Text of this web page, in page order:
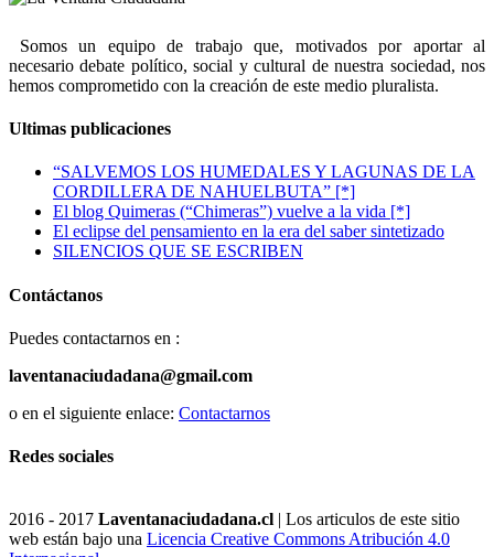
Somos un equipo de trabajo que, motivados por aportar al
necesario debate político, social y cultural de nuestra sociedad, nos
hemos comprometido con la creación de este medio pluralista.
Ultimas publicaciones
“SALVEMOS LOS HUMEDALES Y LAGUNAS DE LA
CORDILLERA DE NAHUELBUTA” [*]
El blog Quimeras (“Chimeras”) vuelve a la vida [*]
El eclipse del pensamiento en la era del saber sintetizado
SILENCIOS QUE SE ESCRIBEN
Contáctanos
Puedes contactarnos en :
laventanaciudadana@gmail.com
o en el siguiente enlace: Contactarnos
Redes sociales
2016 - 2017 Laventanaciudadana.cl | Los articulos de este sitio
web están bajo una Licencia Creative Commons Atribución 4.0